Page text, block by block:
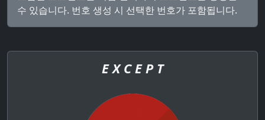
수 있습니다. 번호 생성 시 선택한 번호가 포함됩니다.
E X C E P T